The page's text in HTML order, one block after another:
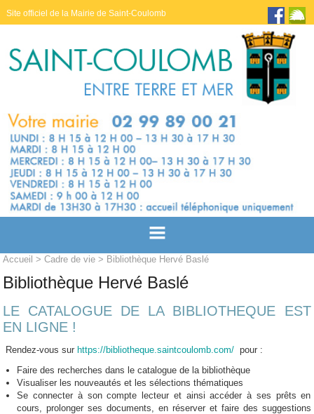
Site officiel de la Mairie de Saint-Coulomb
Accueil >Cadre de vie > Bibliothèque Hervé Baslé
Bibliothèque Hervé Baslé
LE CATALOGUE DE LA BIBLIOTHEQUE EST
EN LIGNE !
Rendez-vous surhttps://bibliotheque.saintcoulomb.com/ pour :
Faire des recherches dans le catalogue de la bibliothèque
Visualiser les nouveautés et les sélections thématiques
Se connecter à son compte lecteur et ainsi accéder à ses prêts en
cours, prolonger ses documents, en réserver et faire des suggestions